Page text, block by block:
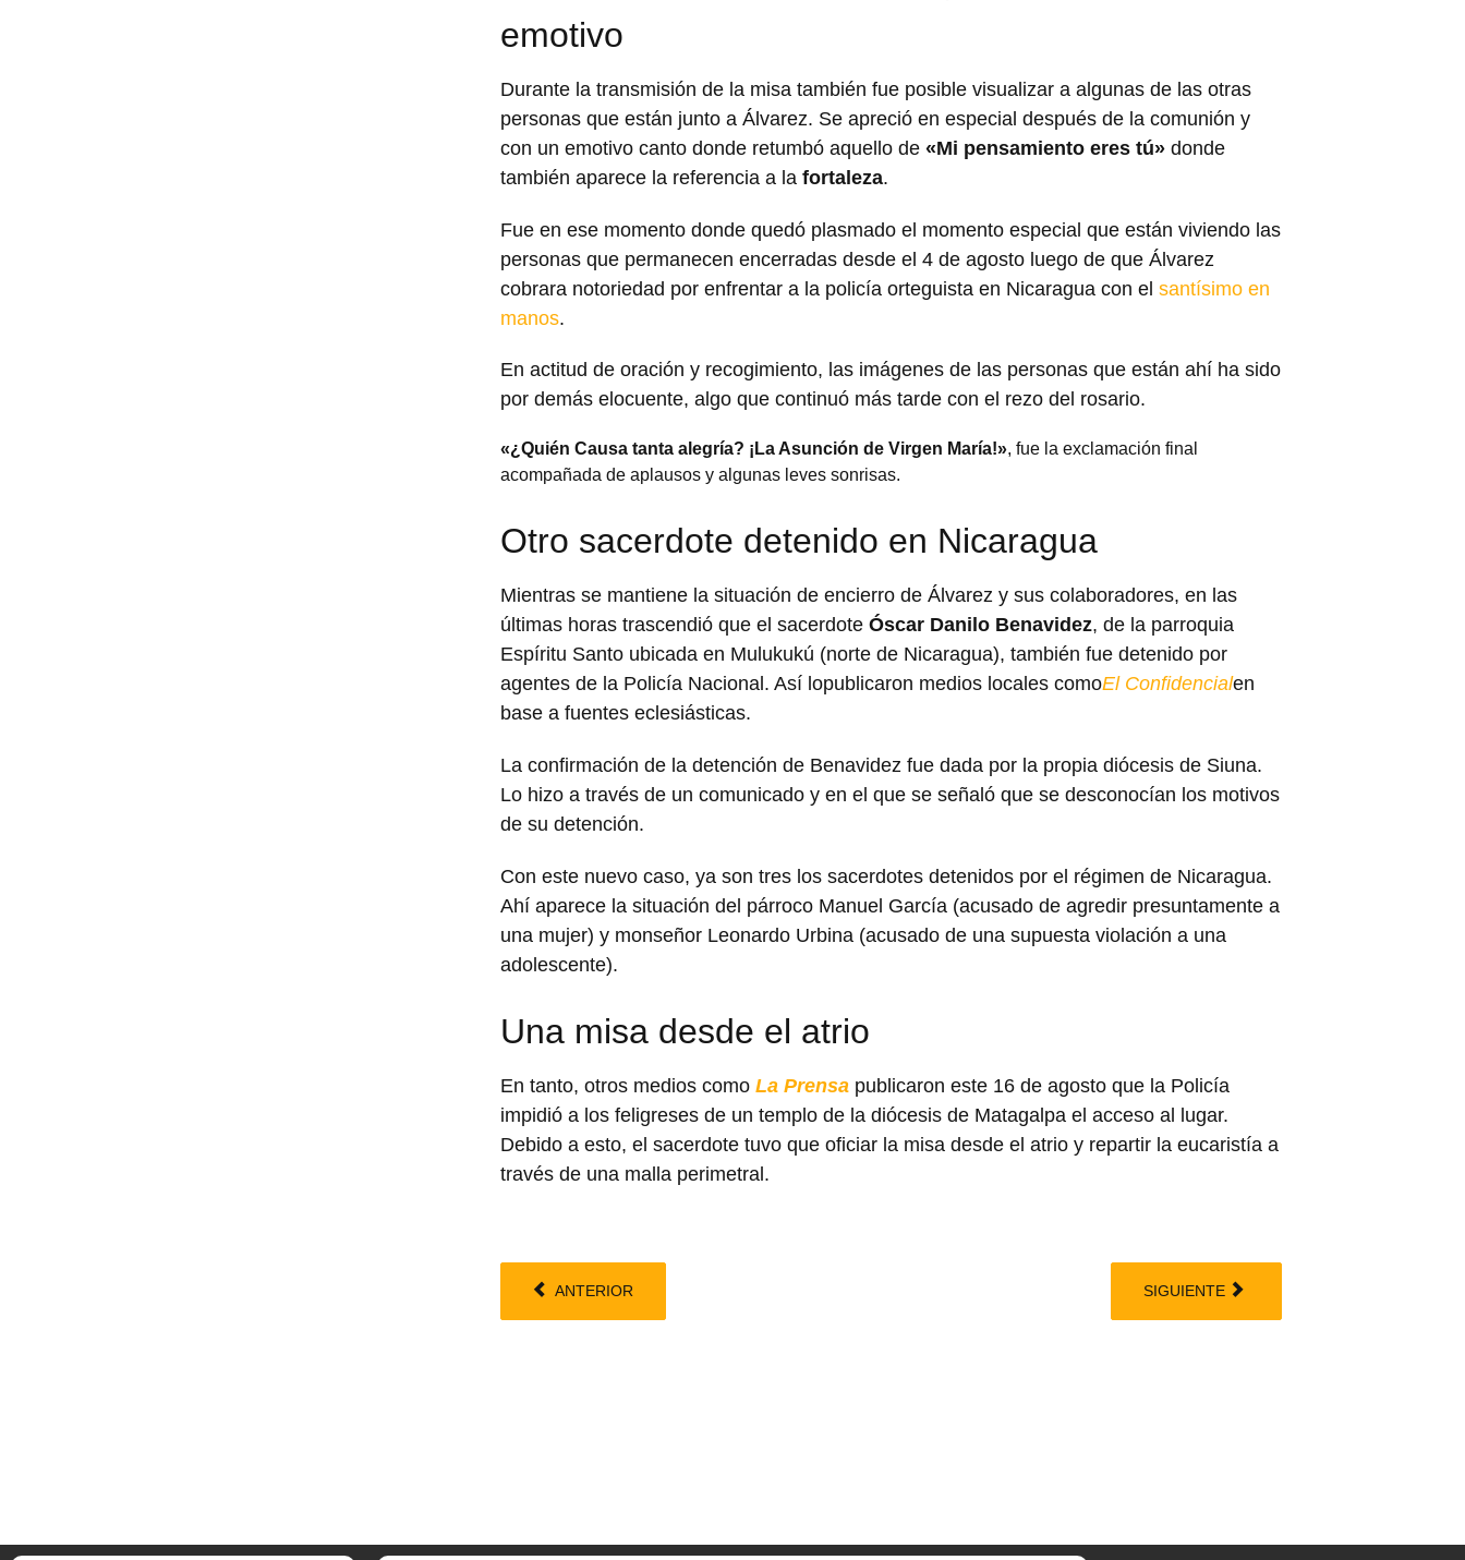
emotivo
Durante la transmisión de la misa también fue posible visualizar a algunas de las otras
personas que están junto a Álvarez. Se apreció en especial después de la comunión y
con un emotivo canto donde retumbó aquello de«Mi pensamiento eres tú»donde
también aparece la referencia a la fortaleza.
Fue en ese momento donde quedó plasmado el momento especial que están viviendo las
personas que permanecen encerradas desde el 4 de agosto luego de que Álvarez
cobrara notoriedad por enfrentar a la policía orteguista en Nicaragua con el santísimo en
manos.
En actitud de oración y recogimiento, las imágenes de las personas que están ahí ha sido
por demás elocuente, algo que continuó más tarde con el rezo del rosario.
«¿Quién Causa tanta alegría? ¡La Asunción de Virgen María!», fue la exclamación final
acompañada de aplausos y algunas leves sonrisas.
Otro sacerdote detenido en Nicaragua
Mientras se mantiene la situación de encierro de Álvarez y sus colaboradores, en las
últimas horas trascendió que el sacerdote Óscar Danilo Benavidez, de la parroquia
Espíritu Santo ubicada en Mulukukú (norte de Nicaragua), también fue detenido por
agentes de la Policía Nacional. Así lopublicaron medios locales comoEl Confidencialen
base a fuentes eclesiásticas.
La confirmación de la detención de Benavidez fue dada por la propia diócesis de Siuna.
Lo hizo a través de un comunicado y en el que se señaló que se desconocían los motivos
de su detención.
Con este nuevo caso, ya son tres los sacerdotes detenidos por el régimen de Nicaragua.
Ahí aparece la situación del párroco Manuel García (acusado de agredir presuntamente a
una mujer) y monseñor Leonardo Urbina (acusado de una supuesta violación a una
adolescente).
Una misa desde el atrio
En tanto, otros medios como La Prensapublicaron este 16 de agosto que la Policía
impidió a los feligreses de un templo de la diócesis de Matagalpa el acceso al lugar.
Debido a esto, el sacerdote tuvo que oficiar la misa desde el atrio y repartir la eucaristía a
través de una malla perimetral.
ANTERIOR SIGUIENTE